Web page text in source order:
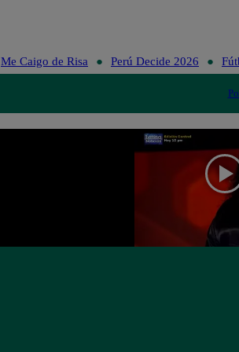
Me Caigo de Risa Perú Decide 2026